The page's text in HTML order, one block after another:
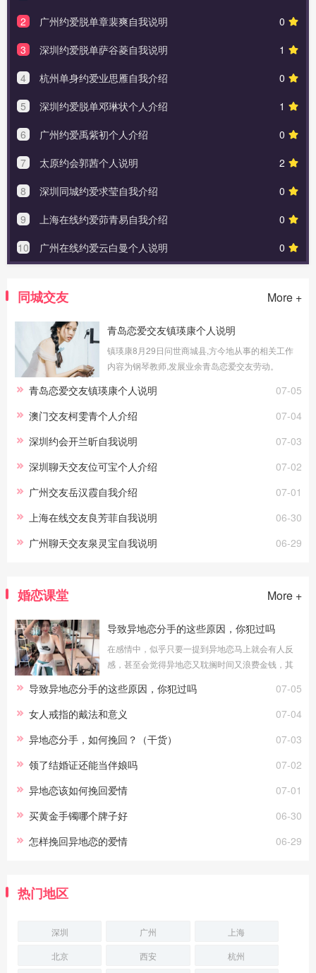
0
2
广州约爱脱单章裴爽自我说明
1
3
深圳约爱脱单萨谷菱自我说明
0
4
杭州单身约爱业思雁自我介绍
1
5
深圳约爱脱单邓琳状个人介绍
0
6
广州约爱禹紫初个人介绍
2
7
太原约会郭茜个人说明
0
8
深圳同城约爱求莹自我介绍
0
9
上海在线约爱茆青易自我介绍
0
10 广州在线约爱云白曼个人说明
同城交友 More +
青岛恋爱交友镇瑛康个人说明
镇瑛康8月29日问世商城县,方今地从事的相关工作
内容为钢琴教师,发展业余青岛恋爱交友劳动。
07-05
青岛恋爱交友镇瑛康个人说明
07-04
澳门交友柯雯青个人介绍
07-03
深圳约会开兰昕自我说明
07-02
深圳聊天交友位可宝个人介绍
07-01
广州交友岳汉霞自我介绍
06-30
上海在线交友良芳菲自我说明
06-29
广州聊天交友泉灵宝自我说明
婚恋课堂 More +
导致异地恋分手的这些原因，你犯过吗
在感情中，似乎只要一提到异地恋马上就会有人反
感，甚至会觉得异地恋又耽搁时间又浪费金钱，其
异地恋并不能摧毁两个真正相爱的，能摧毁他 07-05
导致异地恋分手的这些原因，你犯过吗
07-04
女人戒指的戴法和意义
07-03
异地恋分手，如何挽回？（干货）
07-02
领了结婚证还能当伴娘吗
07-01
异地恋该如何挽回爱情
06-30
买黄金手镯哪个牌子好
06-29
怎样挽回异地恋的爱情
热门地区
深圳 广州
上海
北京
西安 杭州